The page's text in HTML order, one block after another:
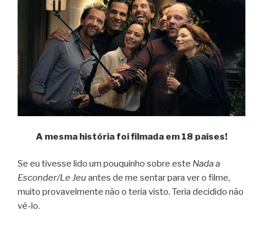
A mesma história foi filmada em 18 países!
Se eu tivesse lido um pouquinho sobre este Nada a
Esconder/Le Jeu antes de me sentar para ver o filme,
muito provavelmente não o teria visto. Teria decidido não
vê-lo.